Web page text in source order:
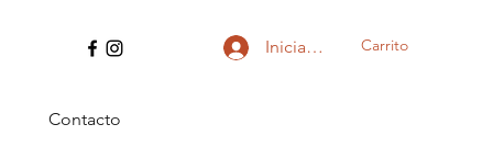
Iniciar sesiónCarrito
Contacto